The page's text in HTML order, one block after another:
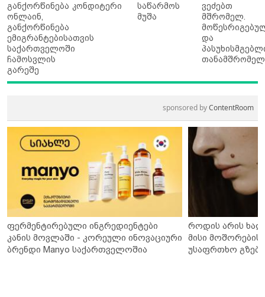
განქორწინება
ონლაინ,
განქორწინება
ემიგრანტებისათვის
საქართველოში
ჩამოსვლის
გარეშე
კონდიტერი
საწარმოს
მუშა
ვეძებთ
მშრომელ.
და
sponsored byContentRoom
ფერმენტირებული ინგრედიენტები
კანის მოვლაში - კორეული ინოვაციური
ბრენდი Manyo საქართველოშია
როდის არის
მისი მოშორების
უსაფრთხო გზები